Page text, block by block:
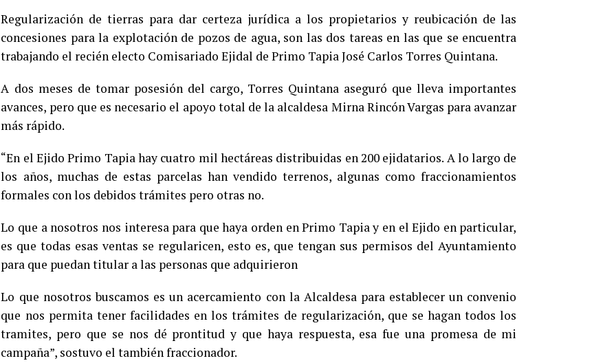
Regularización de tierras para dar certeza jurídica a los propietarios y reubicación de las
concesiones para la explotación de pozos de agua, son las dos tareas en las que se encuentra
trabajando el recién electo Comisariado Ejidal de Primo Tapia José Carlos Torres Quintana.
A dos meses de tomar posesión del cargo, Torres Quintana aseguró que lleva importantes
avances, pero que es necesario el apoyo total de la alcaldesa Mirna Rincón Vargas para avanzar
más rápido.
“En el Ejido Primo Tapia hay cuatro mil hectáreas distribuidas en 200 ejidatarios. A lo largo de
los años, muchas de estas parcelas han vendido terrenos, algunas como fraccionamientos
formales con los debidos trámites pero otras no.
Lo que a nosotros nos interesa para que haya orden en Primo Tapia y en el Ejido en particular,
es que todas esas ventas se regularicen, esto es, que tengan sus permisos del Ayuntamiento
para que puedan titular a las personas que adquirieron
Lo que nosotros buscamos es un acercamiento con la Alcaldesa para establecer un convenio
que nos permita tener facilidades en los trámites de regularización, que se hagan todos los
tramites, pero que se nos dé prontitud y que haya respuesta, esa fue una promesa de mi
campaña”, sostuvo el también fraccionador.